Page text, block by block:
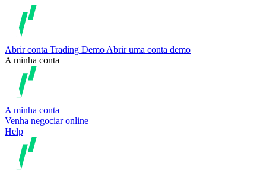
Abrir conta Trading Demo Abrir uma conta demo
A minha conta
A minha conta
Venha negociar online
Help